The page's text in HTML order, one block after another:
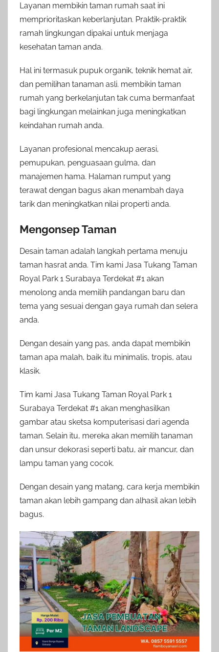
Layanan membikin taman rumah saat ini
memprioritaskan keberlanjutan. Praktik-praktik
ramah lingkungan dipakai untuk menjaga
kesehatan taman anda.
Hal ini termasuk pupuk organik, teknik hemat air,
dan pemilihan tanaman asli. membikin taman
rumah yang berkelanjutan tak cuma bermanfaat
bagi lingkungan melainkan juga meningkatkan
keindahan rumah anda.
Layanan profesional mencakup aerasi,
pemupukan, penguasaan gulma, dan
manajemen hama. Halaman rumput yang
terawat dengan bagus akan menambah daya
tarik dan meningkatkan nilai properti anda.
Mengonsep Taman
Desain taman adalah langkah pertama menuju
taman hasrat anda. Tim kami Jasa Tukang Taman
Royal Park 1 Surabaya Terdekat #1 akan
menolong anda memilih pandangan baru dan
tema yang sesuai dengan gaya rumah dan selera
anda.
Dengan desain yang pas, anda dapat membikin
taman apa malah, baik itu minimalis, tropis, atau
klasik.
Tim kami Jasa Tukang Taman Royal Park 1
Surabaya Terdekat #1 akan menghasilkan
gambar atau sketsa komputerisasi dari agenda
taman. Selain itu, mereka akan memilih tanaman
dan unsur dekorasi seperti batu, air mancur, dan
lampu taman yang cocok.
Dengan desain yang matang, cara kerja membikin
taman akan lebih gampang dan alhasil akan lebih
bagus.